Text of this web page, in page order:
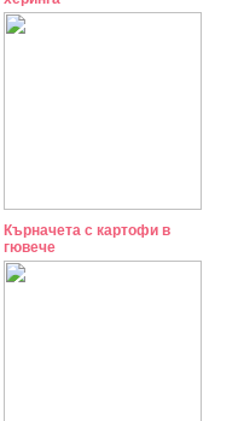
Кърначета с картофи в
гювече